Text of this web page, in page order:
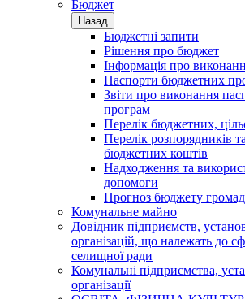
Бюджет
Назад
Бюджетні запити
Рішення про бюджет
Інформація про
Паспорти бюджетних
Звіти про виконання
програм
Перелік бюджетних,
Перелік розпорядників
бюджетних коштів
Надходження та
допомоги
Прогноз бюджету
Комунальне майно
Довідник підприємств,
організацій, що належать до
селищної ради
Комунальні підприємства,
організації